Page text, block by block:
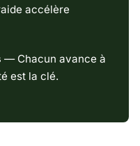
accélère
— Chacun avance à
est la clé.